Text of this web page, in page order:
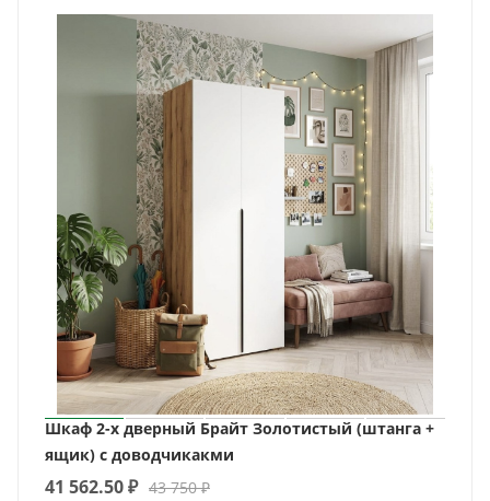
Шкаф 2-х дверный Брайт Золотистый (штанга +
ящик) с доводчикакми
41 562.50₽ 43 750₽